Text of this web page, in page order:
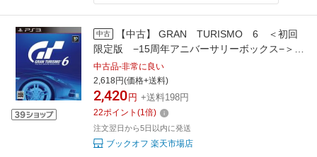
中古
【中古】 GRAN TURISMO 6 ＜初回
限定版 −15周年アニバーサリーボックス−＞／
PS3
中古品-非常に良い
2,618円(価格+送料)
2,420 円 +送料198円
22ポイント (1倍)
注文翌日から5日以内に発送
ブックオフ 楽天市場店